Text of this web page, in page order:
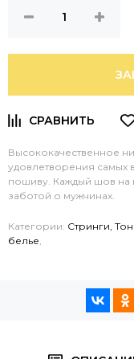
Высококачественное
удовлетворения самых
пошиву. Каждый шов на
заботой о мужчинах.
Категории: Стринги,
белье,